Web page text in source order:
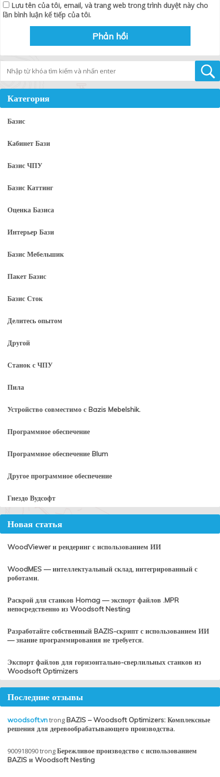
Lưu tên của tôi, email, và trang web trong trình duyệt này cho
lần bình luận kế tiếp của tôi.
Категория
Базис
Кабинет Бази
Базис ЧПУ
Базис Каттинг
Оценка Базиса
Интерьер Бази
Базис Мебельшик
Пакет Базис
Базис Сток
Делитесь опытом
Другой
Станок с ЧПУ
Пила
Устройство совместимо с Bazis Mebelshik.
Программное обеспечение
Программное обеспечение Blum
Другое программное обеспечение
Гнездо Вудсофт
Новая статья
WoodViewer и рендеринг с использованием ИИ
WoodMES — интеллектуальный склад, интегрированный с
роботами.
Раскрой для станков Homag — экспорт файлов .MPR
непосредственно из Woodsoft Nesting
Разработайте собственный BAZIS-скрипт с использованием ИИ
— знание программирования не требуется.
Экспорт файлов для горизонтально-сверлильных станков из
Woodsoft Optimizers
Последние отзывы
woodsoft.vntrongBAZIS – Woodsoft Optimizers: Комплексные
решения для деревообрабатывающего производства.
900918090trongБережливое производство с использованием
BAZIS и Woodsoft Nesting